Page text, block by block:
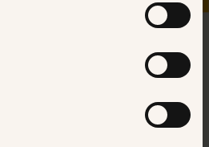
egne øjne!